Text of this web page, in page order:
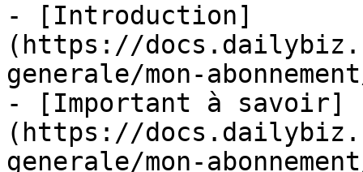
- [Introduction]
(https://
generale/mon-
- [Important à savoir]
(https://
generale/mon-